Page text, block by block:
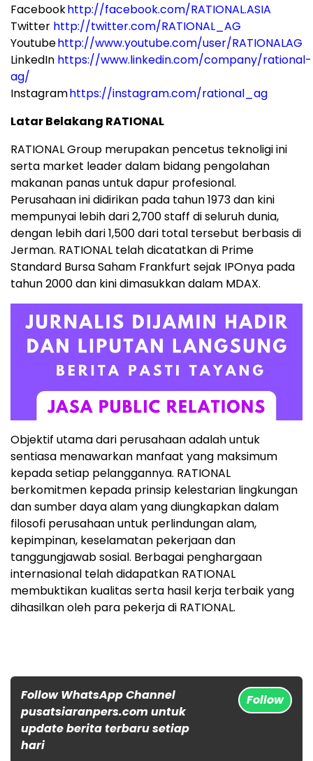
Facebookhttp://facebook.com/RATIONAL.ASIA
Twitter http://twitter.com/RATIONAL_AG
Youtubehttp://www.youtube.com/user/RATIONALAG
LinkedIn https://www.linkedin.com/company/rational-
ag/
Instagramhttps://instagram.com/rational_ag
Latar Belakang RATIONAL
RATIONAL Group merupakan pencetus teknoligi ini
serta market leader dalam bidang pengolahan
makanan panas untuk dapur profesional.
Perusahaan ini didirikan pada tahun 1973 dan kini
mempunyai lebih dari 2,700 staff di seluruh dunia,
dengan lebih dari 1,500 dari total tersebut berbasis di
Jerman. RATIONAL telah dicatatkan di Prime
Standard Bursa Saham Frankfurt sejak IPOnya pada
tahun 2000 dan kini dimasukkan dalam MDAX.
Objektif utama dari perusahaan adalah untuk
sentiasa menawarkan manfaat yang maksimum
kepada setiap pelanggannya. RATIONAL
berkomitmen kepada prinsip kelestarian lingkungan
dan sumber daya alam yang diungkapkan dalam
filosofi perusahaan untuk perlindungan alam,
kepimpinan, keselamatan pekerjaan dan
tanggungjawab sosial. Berbagai penghargaan
internasional telah didapatkan RATIONAL
membuktikan kualitas serta hasil kerja terbaik yang
dihasilkan oleh para pekerja di RATIONAL.
Follow WhatsApp Channel
pusatsiaranpers.com untuk
update berita terbaru setiap
hari
Follow